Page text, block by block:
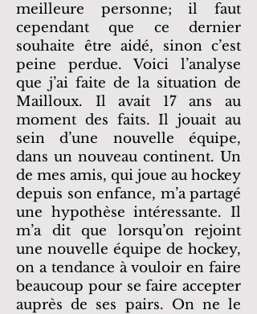
meilleure personne; il faut
cependant que ce dernier
souhaite être aidé, sinon c’est
peine perdue. Voici l’analyse
que j’ai faite de la situation de
Mailloux. Il avait 17 ans au
moment des faits. Il jouait au
sein d’une nouvelle équipe,
dans un nouveau continent. Un
de mes amis, qui joue au hockey
depuis son enfance, m’a partagé
une hypothèse intéressante. Il
m’a dit que lorsqu’on rejoint
une nouvelle équipe de hockey,
on a tendance à vouloir en faire
beaucoup pour se faire accepter
auprès de ses pairs. On ne le